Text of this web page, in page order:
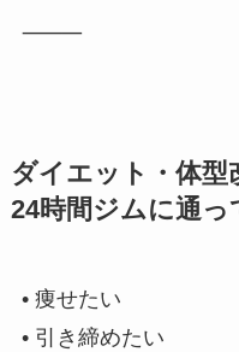
⸻
ダイエット・体型
24時間ジムに通っ
• 痩せたい
• 引き締めたい